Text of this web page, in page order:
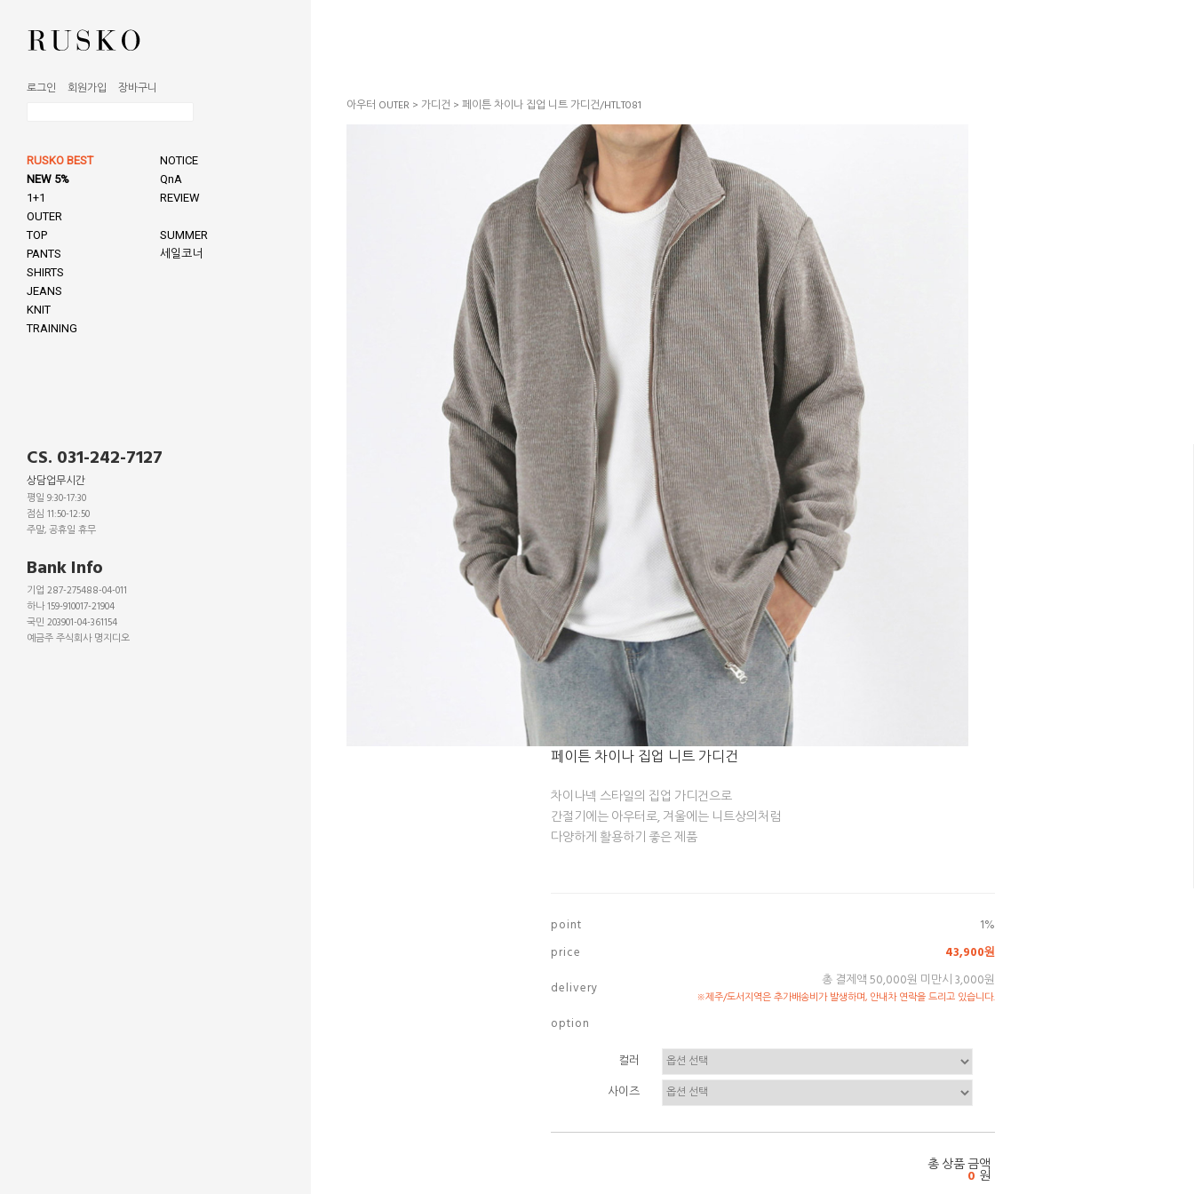
로그인 회원가입 장바구니
RUSKO BEST
NEW 5%
1+1
OUTER
TOP
PANTS
SHIRTS
JEANS
KNIT
TRAINING
NOTICE
QnA
REVIEW
SUMMER
세일코너
CS. 031-242-7127
상담업무시간
평일 9:30-17:30
점심 11:50-12:50
주말, 공휴일 휴무
Bank Info
기업 287-275488-04-011
하나 159-910017-21904
국민 203901-04-361154
예금주 주식회사 명지디오
아우터 OUTER > 가디건 > 페이튼 차이나 집업 니트 가디건/HTLT081
페이튼 차이나 집업 니트 가디건
차이나넥 스타일의 집업 가디건으로
간절기에는 아우터로, 겨울에는 니트상의처럼
다양하게 활용하기 좋은 제품
p o i n t
1%
p r i c e
43,900원
d e l i v e r y
총 결제액 50,000원 미만시 3,000원
※제주/도서지역은 추가배송비가 발생하며, 안내차 연락을 드리고 있습니다.
o p t i o n
컬러
사이즈
총 상품 금액
0 원